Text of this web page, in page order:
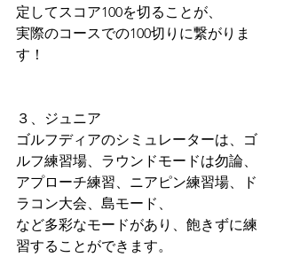
定してスコア100を切ることが、
実際のコースでの100切りに繋がりま
す！
３、ジュニア
ゴルフディアのシミュレーターは、ゴ
ルフ練習場、ラウンドモードは勿論、
アプローチ練習、ニアピン練習場、ド
ラコン大会、島モード、
など多彩なモードがあり、飽きずに練
習することができます。